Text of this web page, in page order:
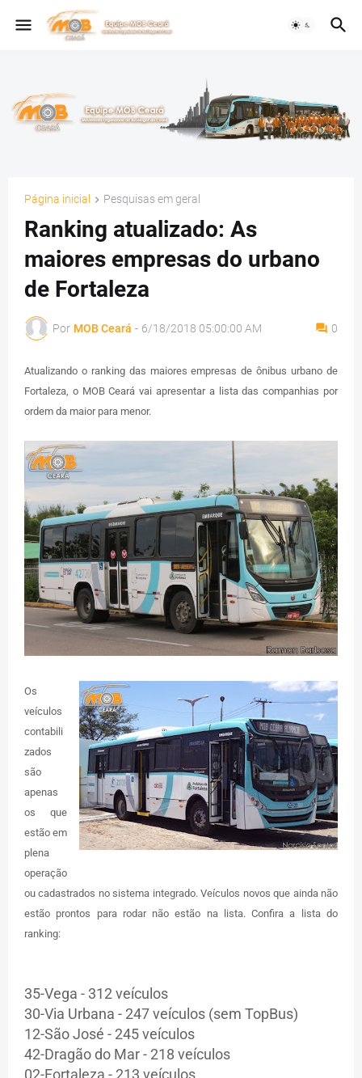
Página inicial Pesquisas em geral
Ranking atualizado: As
maiores empresas do urbano
de Fortaleza
Por MOB Ceará - 6/18/2018 05:00:00 AM 0
Atualizando o ranking das maiores empresas de ônibus urbano de
Fortaleza, o MOB Ceará vai apresentar a lista das companhias por
ordem da maior para menor.
Os
veículos
contabili
zados
são
apenas
os que
estão em
plena
operação
ou cadastrados no sistema integrado. Veículos novos que ainda não
estão prontos para rodar não estão na lista. Confira a lista do
ranking:
35-Vega - 312 veículos
30-Via Urbana - 247 veículos (sem TopBus)
12-São José - 245 veículos
42-Dragão do Mar - 218 veículos